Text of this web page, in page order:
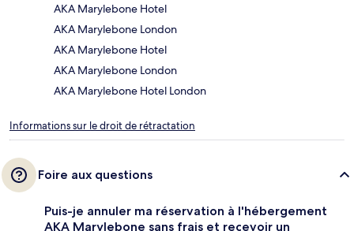
AKA Marylebone Hotel
AKA Marylebone London
AKA Marylebone Hotel
AKA Marylebone London
AKA Marylebone Hotel London
Informations sur le droit de rétractation
Foire aux questions
Puis-je annuler ma réservation à l'hébergement
AKA Marylebone sans frais et recevoir un